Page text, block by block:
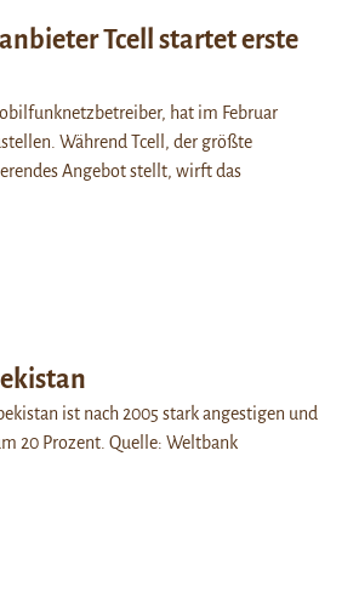
Tcell startet erste
hat im Februar
Während Tcell, der größte
Angebot stellt, wirft das
ist nach 2005 stark angestigen und
20 Prozent. Quelle: Weltbank